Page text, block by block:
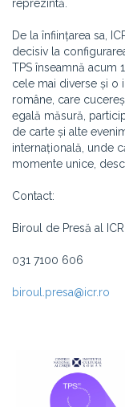
reprezintă.
De la înființarea sa,
decisiv la
TPS înseamnă acum
cele mai diverse și o
române, care
egală măsură,
de carte și alte
internațională, unde
momente unice,
Contact:
Biroul de Presă al ICR
031 7100 606
biroul.presa@icr.ro